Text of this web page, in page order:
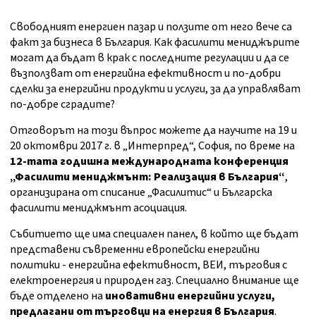
Свободният енергиен пазар и ползите от него вече са
факт за бизнеса в България. Как фасилити мениджърите
могат да бъдат в крак с последните регулации и да се
възползват от енергийна ефективност и по-добри
сделки за енергийни продукти и услуги, за да управляват
по-добре сградите?
Отговорът на този въпрос можете да научите на 19 и
20 октомври 2017 г. в „Интерпред“, София, по време на
12-тата годишна международната конференция
„Фасилити мениджмънт: Реализация в България“,
организирана от списание „Фасилитис“ и Българска
фасилити мениджмънт асоциация.
Събитието ще има специален панел, в който ще бъдат
представени съвременни европейски енергийни
политики - енергийна ефективност, ВЕИ, търговия с
електроенергия и природен газ. Специално внимание ще
бъде отделено наиновативни енергийни услуги,
предлагани от търговци на енергия в България.